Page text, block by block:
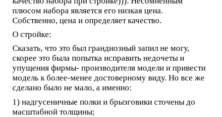
плюсом набора является его низкая цена.
Собственно, цена и определяет качество.
О стройке:
Сказать, что это был грандиозный запил не могу,
скорее это была попытка исправить недочеты и
упущения фирмы- производителя модели и привести
модель к более-менее достоверному виду. Но все же
сделано было не мало, а именно:
1) надгусеничные полки и брызговики сточены до
масштабной толщины;